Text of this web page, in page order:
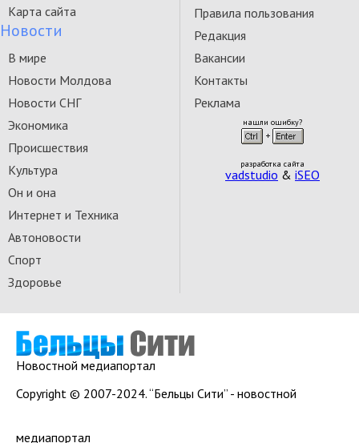
Карта сайта
Новости
В мире
Новости Молдова
Новости СНГ
Экономика
Происшествия
Культура
Он и она
Интернет и Техника
Автоновости
Спорт
Здоровье
Правила пользования
Редакция
Вакансии
Контакты
Реклама
нашли ошибку?
разработка сайта
vadstudio & iSEO
Новостной медиапортал
Copyright © 2007-2024. “Бельцы Сити” - новостной
медиапортал